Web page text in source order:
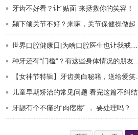
牙齿不好看？让“贴面”来拯救你的笑容！
儿童早期矫治的常见问题 看完这篇不纠结
牙龈有个不痛的“肉疙瘩” ， 要处理吗？